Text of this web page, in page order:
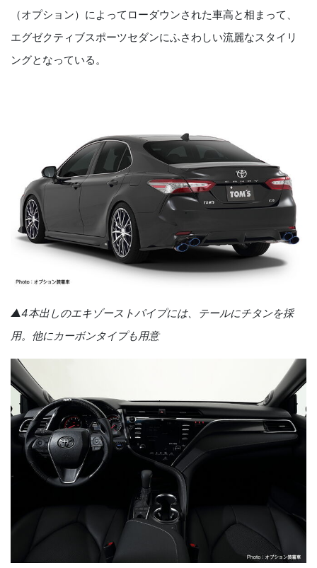
（オプション）によってローダウンされた車高と相まって、
エグゼクティブスポーツセダンにふさわしい流麗なスタイリ
ングとなっている。
▲4本出しのエキゾーストパイプには、テールにチタンを採
用。他にカーボンタイプも用意